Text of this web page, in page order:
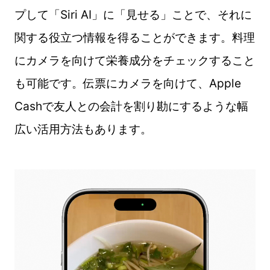
プして「Siri AI」に「見せる」ことで、それに
関する役立つ情報を得ることができます。料理
にカメラを向けて栄養成分をチェックすること
も可能です。伝票にカメラを向けて、Apple
Cashで友人との会計を割り勘にするような幅
広い活用方法もあります。